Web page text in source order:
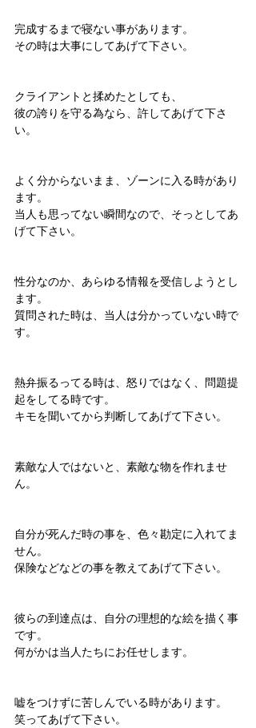
完成するまで寝ない事があります。
その時は大事にしてあげて下さい。
クライアントと揉めたとしても、
彼の誇りを守る為なら、許してあげて下さ
い。
よく分からないまま、ゾーンに入る時があり
ます。
当人も思ってない瞬間なので、そっとしてあ
げて下さい。
性分なのか、あらゆる情報を受信しようとし
ます。
質問された時は、当人は分かっていない時で
す。
熱弁振るってる時は、怒りではなく、問題提
起をしてる時です。
キモを聞いてから判断してあげて下さい。
素敵な人ではないと、素敵な物を作れませ
ん。
自分が死んだ時の事を、色々勘定に入れてま
せん。
保険などなどの事を教えてあげて下さい。
彼らの到達点は、自分の理想的な絵を描く事
です。
何がかは当人たちにお任せします。
嘘をつけずに苦しんでいる時があります。
笑ってあげて下さい。